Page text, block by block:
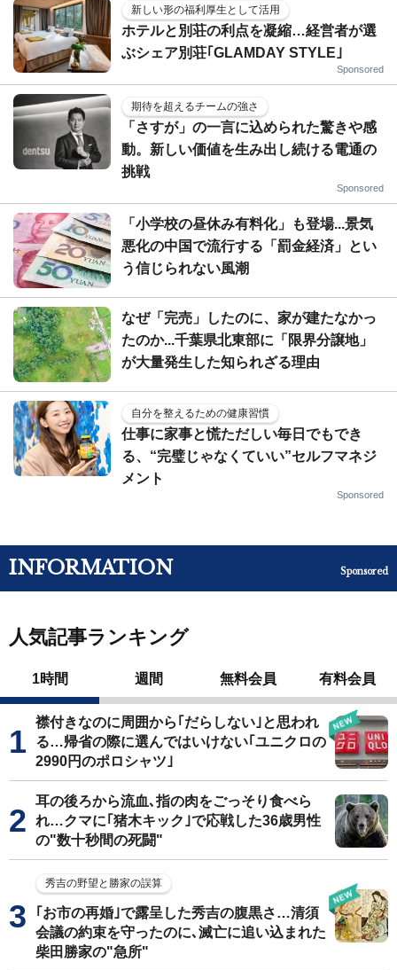
新しい形の福利厚生として活用
ホテルと別荘の利点を凝縮…経営者が選
ぶシェア別荘｢GLAMDAY STYLE｣
Sponsored
期待を超えるチームの強さ
「さすが」の一言に込められた驚きや感
動。新しい価値を生み出し続ける電通の
挑戦
Sponsored
「小学校の昼休み有料化」も登場...景気
悪化の中国で流行する「罰金経済」とい
う信じられない風潮
なぜ「完売」したのに、家が建たなかっ
たのか...千葉県北東部に「限界分譲地」
が大量発生した知られざる理由
自分を整えるための健康習慣
仕事に家事と慌ただしい毎日でもでき
る、“完璧じゃなくていい”セルフマネジ
メント
Sponsored
INFORMATION Sponsored
人気記事ランキング
1時間 週間 無料会員 有料会員
襟付きなのに周囲から｢だらしない｣と思われ
る…帰省の際に選んではいけない｢ユニクロの
2990円のポロシャツ｣
耳の後ろから流血､指の肉をごっそり食べら
れ…クマに｢猪木キック｣で応戦した36歳男性
の"数十秒間の死闘"
秀吉の野望と勝家の誤算
｢お市の再婚｣で露呈した秀吉の腹黒さ…清須
会議の約束を守ったのに､滅亡に追い込まれた
柴田勝家の"急所"